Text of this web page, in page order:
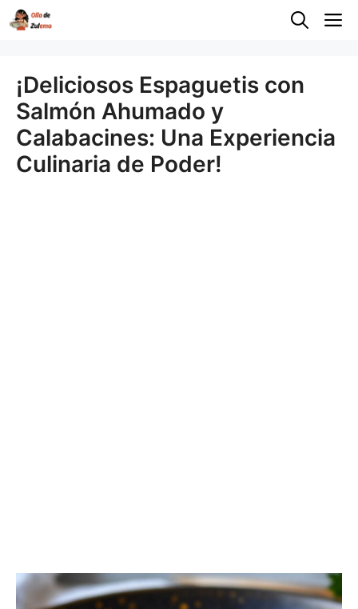
Saltar
¡Deliciosos Espaguetis con
Salmón Ahumado y
Calabacines: Una Experiencia
Culinaria de Poder!